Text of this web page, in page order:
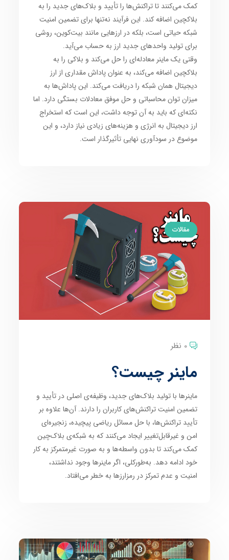
کمک می‌کنند تا تراکنش‌ها را تأیید و بلاک‌های جدید را به
بلاکچین اضافه کند. این فرآیند نه‌تنها برای تضمین امنیت
شبکه حیاتی است، بلکه در ارزهایی مانند بیت‌کوین، روشی
برای تولید واحدهای جدید ارز به حساب می‌آید.
وقتی یک ماینر معادله‌ای را حل می‌کند و بلاکی را به
بلاکچین اضافه می‌کند، به عنوان پاداش مقداری از ارز
دیجیتال همان شبکه را دریافت می‌کند. این پاداش‌ها به
میزان توان محاسباتی و حل موفق معادلات بستگی دارد. اما
نکته‌ای که باید به آن توجه داشت، این است که استخراج
ارز دیجیتال به انرژی و هزینه‌های زیادی نیاز دارد، و این
موضوع در سودآوری نهایی تأثیرگذار است.
مقالات
0 نظر
ماینر چیست؟
ماینرها با تولید بلاک‌های جدید، وظیفه‌ی اصلی در تأیید و
تضمین امنیت تراکنش‌های کاربران را دارند. آن‌ها علاوه بر
تأیید تراکنش‌ها، با حل مسائل ریاضی پیچیده، زنجیره‌ای
امن و غیرقابل‌تغییر ایجاد می‌کنند که به شبکه‌ی بلاک‌چین
کمک می‌کند تا بدون واسطه‌ها و به صورت غیرمتمرکز به کار
خود ادامه دهد. به‌طورکلی، اگر ماینرها وجود نداشتند،
امنیت و عدم تمرکز در رمزارزها به خطر می‌افتاد.